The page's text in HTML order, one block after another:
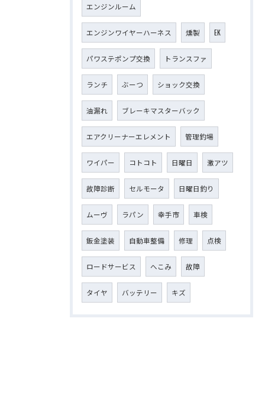
エンジンルーム
エンジンワイヤーハーネス 燻製 EK
パワステポンプ交換 トランスファ
ランチ ぶーつ ショック交換
油漏れ ブレーキマスターバック
エアクリーナーエレメント 管理釣場
ワイパー コトコト 日曜日 激アツ
故障診断 セルモータ 日曜日釣り
ムーヴ ラパン 幸手市 車検
鈑金塗装 自動車整備 修理 点検
ロードサービス へこみ 故障
タイヤ バッテリー キズ